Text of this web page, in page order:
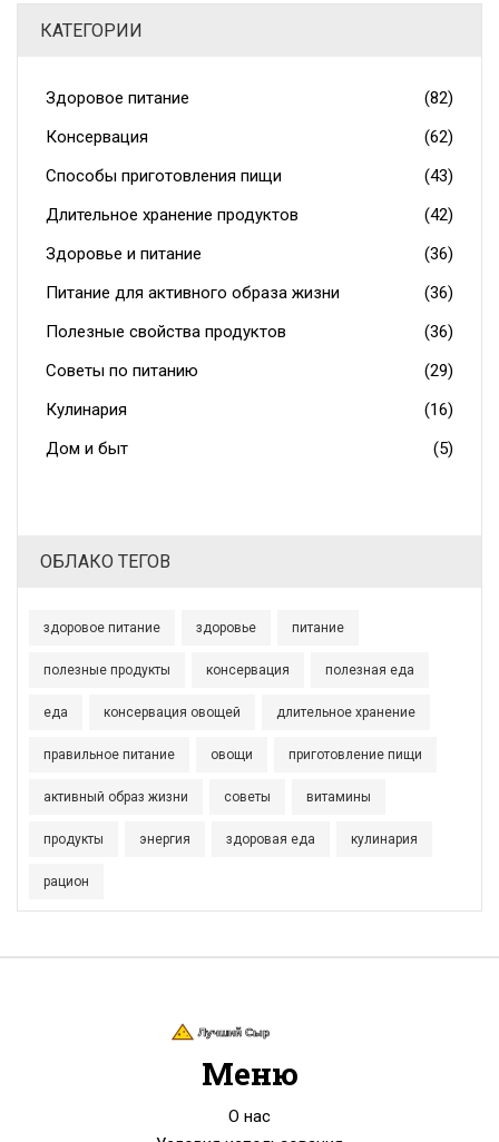
КАТЕГОРИИ
Здоровое питание
(82)
Консервация
(62)
Способы приготовления пищи
(43)
Длительное хранение продуктов
(42)
Здоровье и питание
(36)
Питание для активного образа жизни
(36)
Полезные свойства продуктов
(36)
Советы по питанию
(29)
Кулинария
(16)
Дом и быт
(5)
ОБЛАКО ТЕГОВ
здоровое питание здоровье питание
полезные продукты консервация полезная еда
еда консервация овощей длительное хранение
правильное питание овощи приготовление пищи
активный образ жизни советы витамины
продукты энергия здоровая еда кулинария
рацион
Меню
О нас